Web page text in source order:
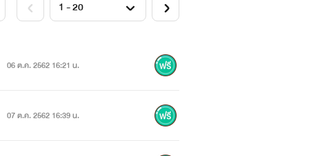
06 ต.ค. 2562 16:21 น.
07 ต.ค. 2562 16:39 น.